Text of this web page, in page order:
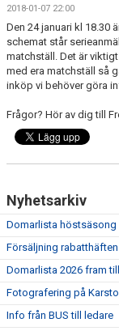
2018-01-07 22:00
Den 24 januari kl 18.30
schemat står
matchställ. Det är
med era matchställ så
inköp vi behöver göra
Frågor? Hör av dig till
Nyhetsarkiv
Domarlista höstsäsong
Försäljning
Domarlista 2026 fram
Fotografering på
Info från BUS till ledare